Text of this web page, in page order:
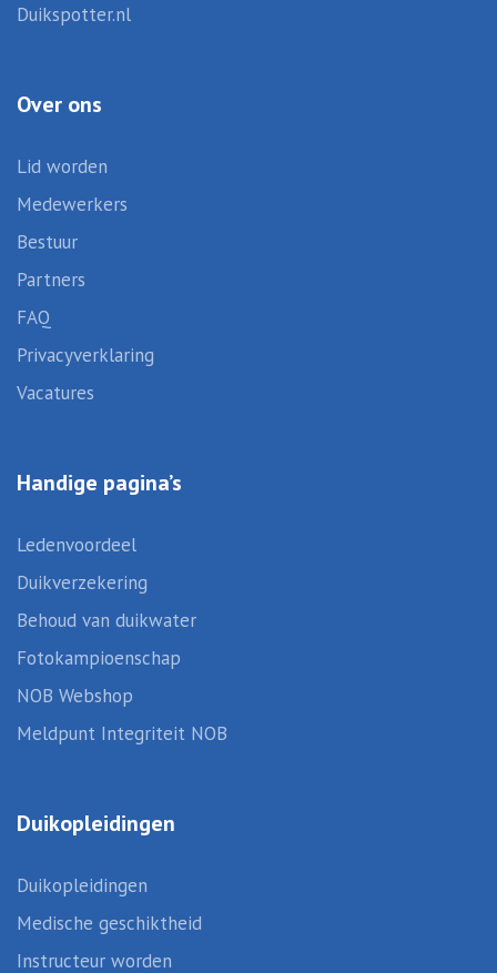
Duikspotter.nl
Over ons
Lid worden
Medewerkers
Bestuur
Partners
FAQ
Privacyverklaring
Vacatures
Handige pagina’s
Ledenvoordeel
Duikverzekering
Behoud van duikwater
Fotokampioenschap
NOB Webshop
Meldpunt Integriteit NOB
Duikopleidingen
Duikopleidingen
Medische geschiktheid
Instructeur worden